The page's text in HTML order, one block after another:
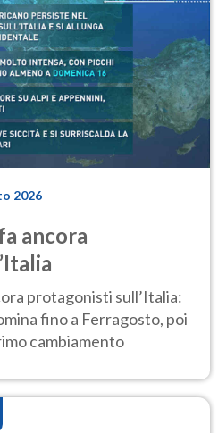
2026
ancora
protagonisti sull’Italia:
fino a Ferragosto, poi
cambiamento